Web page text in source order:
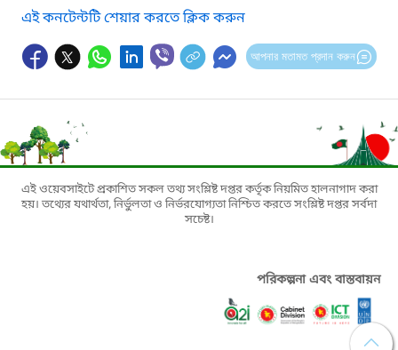
এই কনটেন্টটি শেয়ার করতে ক্লিক করুন
আপনার মতামত প্রদান করুন
এই ওয়েবসাইটে প্রকাশিত সকল তথ্য সংশ্লিষ্ট দপ্তর কর্তৃক নিয়মিত হালনাগাদ করা
হয়। তথ্যের যথার্থতা, নির্ভুলতা ও নির্ভরযোগ্যতা নিশ্চিত করতে সংশ্লিষ্ট দপ্তর সর্বদা
সচেষ্ট।
পরিকল্পনা এবং বাস্তবায়ন